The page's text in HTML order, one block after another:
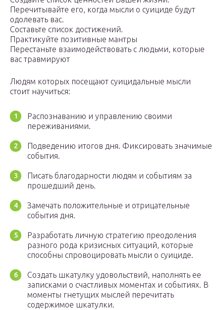
Перечитывайте его, когда мысли о суициде будут
одолевать вас.
Составьте список достижений.
Практикуйте позитивные мантры
Перестаньте взаимодействовать с людьми, которые
вас травмируют
Людям которых посещают суицидальные мысли
стоит научиться:
Распознаванию и управлению своими
переживаниями.
Подведению итогов дня. Фиксировать значимые
события.
Писать благодарности людям и событиям за
прошедший день.
Замечать положительные и отрицательные
события дня.
Разработать личную стратегию преодоления
разного рода кризисных ситуаций, которые
способны спровоцировать мысли о суициде.
Создать шкатулку удовольствий, наполнять ее
записками о счастливых моментах и событиях. В
моменты гнетущих мыслей перечитать
содержимое шкатулки.